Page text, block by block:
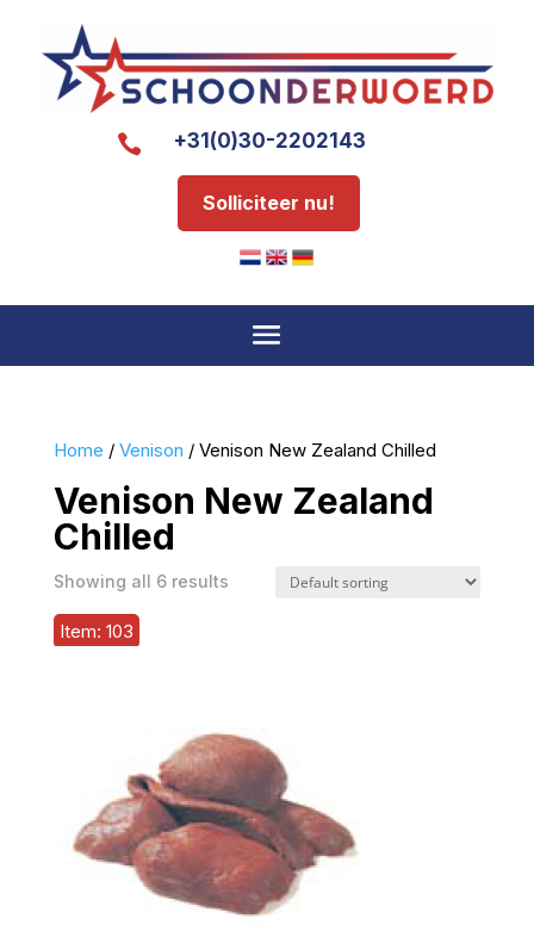
 +31(0)30-2202143
Solliciteer nu!
Home / Venison / Venison New Zealand Chilled
Venison New Zealand
Chilled
Showing all 6 results
Item: 103